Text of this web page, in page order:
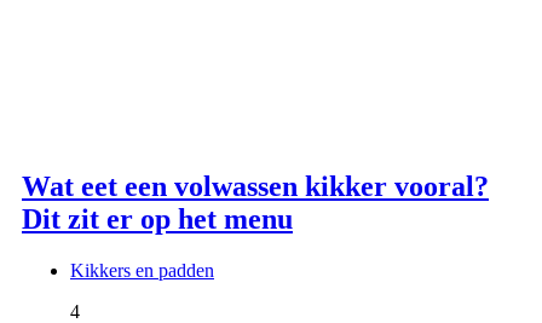
Wat eet een volwassen kikker vooral?
Dit zit er op het menu
Kikkers en padden
4